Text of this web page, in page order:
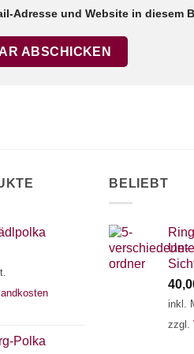
Adresse und Website in diesem
Polka
BELIEBT
inkl.
zzgl.